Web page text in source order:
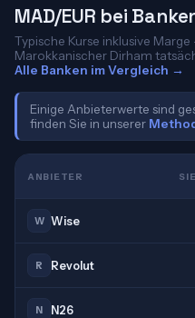
MAD/EUR bei
Typische Kurse inklusive
Marokkanischer Dirham
Alle Banken im Vergleich →
Einige Anbieterwerte sind
finden Sie in unserer
ANBIETER
W Wise
R Revolut
N N26